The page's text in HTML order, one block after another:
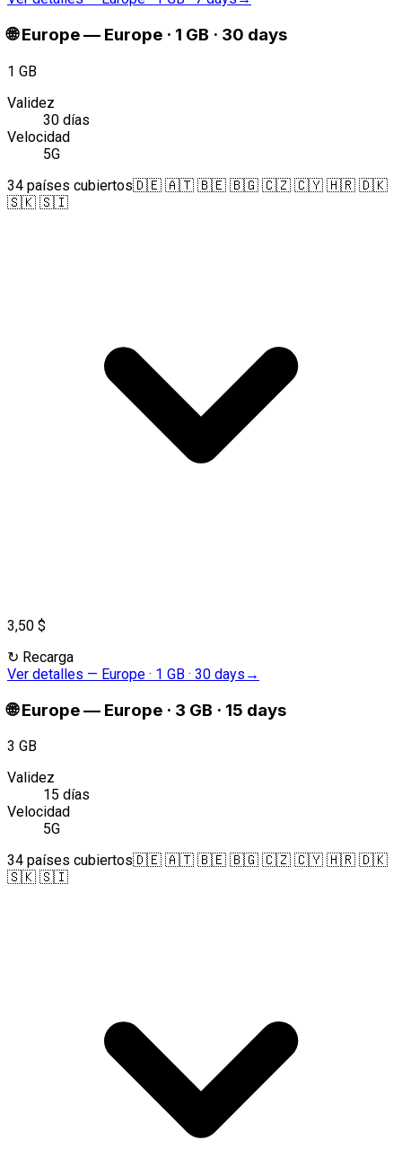
🌐 Europe— Europe · 1 GB · 30 days
1 GB
Validez
30 días
Velocidad
5G
34 países cubiertos🇩🇪 🇦🇹 🇧🇪 🇧🇬 🇨🇿 🇨🇾 🇭🇷 🇩🇰
🇸🇰 🇸🇮
3,50 $
↻ Recarga
Ver detalles — Europe · 1 GB · 30 days →
🌐 Europe— Europe · 3 GB · 15 days
3 GB
Validez
15 días
Velocidad
5G
34 países cubiertos🇩🇪 🇦🇹 🇧🇪 🇧🇬 🇨🇿 🇨🇾 🇭🇷 🇩🇰
🇸🇰 🇸🇮